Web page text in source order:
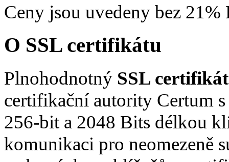
Ceny jsou uvedeny bez 21%
O SSL certifikátu
Plnohodnotný SSL
certifikační autority Certum
256-bit a 2048 Bits délkou
komunikaci pro neomezeně